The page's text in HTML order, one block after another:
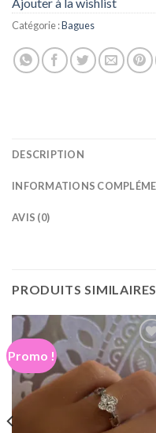
Ajouter à la wishlist
Catégorie :Bagues
DESCRIPTION
INFORMATIONS
AVIS (0)
PRODUITS SIMILAIRES
Promo !
Ajouter
à la